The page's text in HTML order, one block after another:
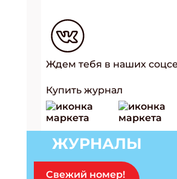
Ждем тебя в наших
Купить журнал
ЖУРНАЛЫ
Свежий номер!